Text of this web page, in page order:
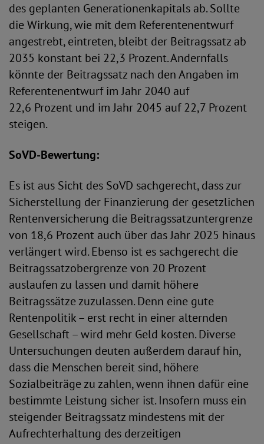
des geplanten Generationenkapitals ab. Sollte
die Wirkung, wie mit dem Referentenentwurf
angestrebt, eintreten, bleibt der Beitragssatz ab
2035 konstant bei 22,3 Prozent. Andernfalls
könnte der Beitragssatz nach den Angaben im
Referentenentwurf im Jahr 2040 auf
22,6 Prozent und im Jahr 2045 auf 22,7 Prozent
steigen.
SoVD-Bewertung:
Es ist aus Sicht des SoVD sachgerecht, dass zur
Sicherstellung der Finanzierung der gesetzlichen
Rentenversicherung die Beitragssatzuntergrenze
von 18,6 Prozent auch über das Jahr 2025 hinaus
verlängert wird. Ebenso ist es sachgerecht die
Beitragssatzobergrenze von 20 Prozent
auslaufen zu lassen und damit höhere
Beitragssätze zuzulassen. Denn eine gute
Rentenpolitik – erst recht in einer alternden
Gesellschaft – wird mehr Geld kosten. Diverse
Untersuchungen deuten außerdem darauf hin,
dass die Menschen bereit sind, höhere
Sozialbeiträge zu zahlen, wenn ihnen dafür eine
bestimmte Leistung sicher ist. Insofern muss ein
steigender Beitragssatz mindestens mit der
Aufrechterhaltung des derzeitigen